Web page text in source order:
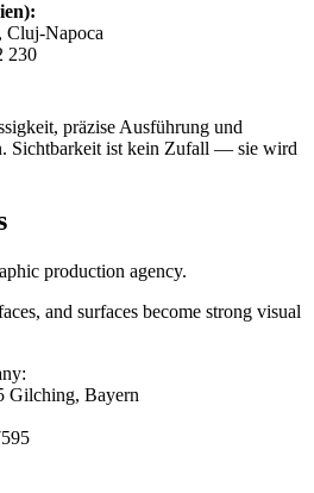
Cluj-Napoca
230
präzise Ausführung und
Sichtbarkeit ist kein Zufall — sie wird
production agency.
and surfaces become strong visual
Gilching, Bayern